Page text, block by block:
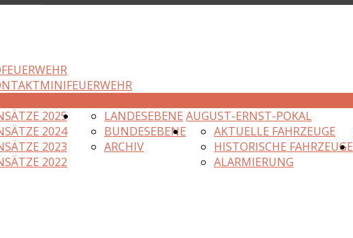
MINIFEUERWEHR
2025
2024
2023
2022
AUGUST-ERNST-POKAL
LANDESEBENE
BUNDESEBENE
ARCHIV
AKTUELLE FAHRZEUGE
HISTORISCHE FAHRZEUGE
ALARMIERUNG